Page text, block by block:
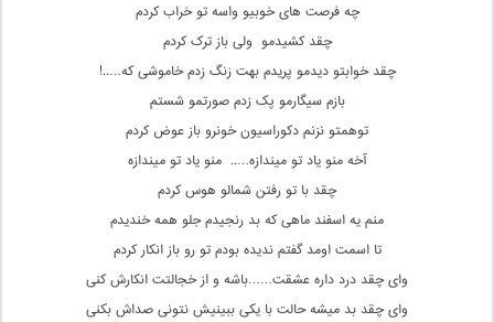
چه فرصت های خوبیو واسه تو خراب کردم
چقد کشیدمو ولی باز ترک کردم
چقد خوابتو دیدمو پریدم بهت زنگ زدم خاموشی که…..!
بازم سیگارمو پک زدم صورتمو شستم
توهمتو نزنم دکوراسیون خونرو باز عوض کردم
آخه منو یاد تو میندازه….. منو یاد تو میندازه
چقد با تو رفتن شمالو هوس کردم
منم یه اسفند ماهی که بد رنجیدم جلو همه خندیدم
تا اسمت اومد گفتم ندیده بودم تو رو باز انکار کردم
وای چقد درد داره عشقت……باشه و از خجالتت انکارش کنی
وای چقد بد میشه حالت با یکی ببینیش نتونی صداش بکنی